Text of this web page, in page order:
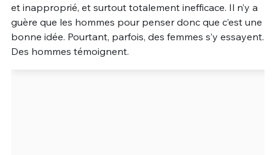
et inapproprié, et surtout totalement inefficace. Il n’y a
guère que les hommes pour penser donc que c’est une
bonne idée. Pourtant, parfois, des femmes s’y essayent.
Des hommes témoignent.
C'EST PARTI